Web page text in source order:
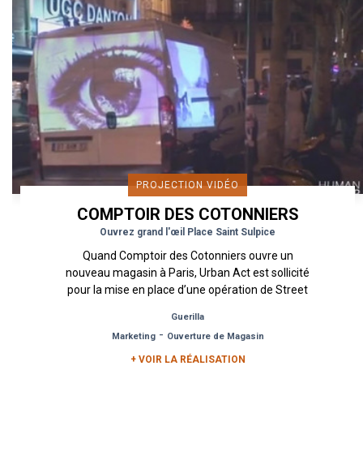
PROJECTION VIDÉO
COMPTOIR DES COTONNIERS
Ouvrez grand l'œil Place Saint Sulpice
Quand Comptoir des Cotonniers ouvre un
nouveau magasin à Paris, Urban Act est sollicité
pour la mise en place d’une opération de Street
Guerilla
Marketing- Ouverture de Magasin
+ VOIR LA RÉALISATION